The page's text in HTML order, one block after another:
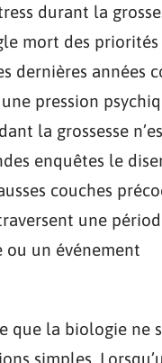
durant la
mort des
dernières années
pression
la grossesse
enquêtes le
couches
une
ou un événement
que la biologie ne
simples.